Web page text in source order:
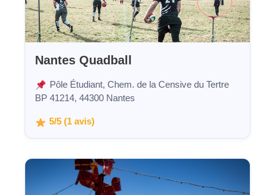
Nantes Quadball
Pôle Étudiant, Chem. de la Censive du Tertre
BP 41214, 44300 Nantes
5/5 (1 avis)